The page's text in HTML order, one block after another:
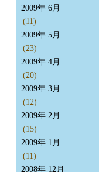
2009年 6月
(11)
2009年 5月
(23)
2009年 4月
(20)
2009年 3月
(12)
2009年 2月
(15)
2009年 1月
(11)
2008年 12月